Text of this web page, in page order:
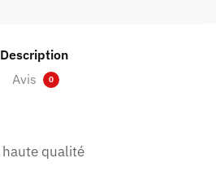
Description
Avis
0
haute qualité